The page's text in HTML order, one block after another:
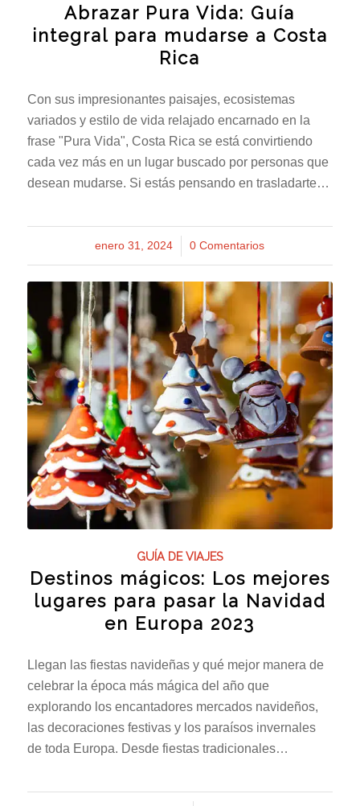
Abrazar Pura Vida: Guía
integral para mudarse a Costa
Rica
Con sus impresionantes paisajes, ecosistemas
variados y estilo de vida relajado encarnado en la
frase "Pura Vida", Costa Rica se está convirtiendo
cada vez más en un lugar buscado por personas que
desean mudarse. Si estás pensando en trasladarte…
enero 31, 2024
/ 0 Comentarios
GUÍA DE VIAJES
Destinos mágicos: Los mejores
lugares para pasar la Navidad
en Europa 2023
Llegan las fiestas navideñas y qué mejor manera de
celebrar la época más mágica del año que
explorando los encantadores mercados navideños,
las decoraciones festivas y los paraísos invernales
de toda Europa. Desde fiestas tradicionales…